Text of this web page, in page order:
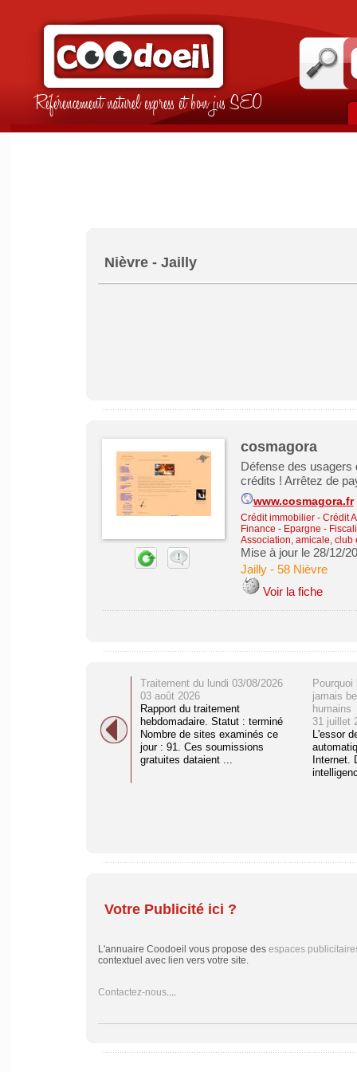
Référencement naturel express et bon jus SEO
Nièvre - Jailly
cosmagora
Défense des
crédits ! Arrêtez de
www.cosmagora.fr
Crédit immobilier- Crédit
Finance - Epargne -
Association, amicale, club
Mise à jour le 28/12/
Jailly- 58 Nièvre
Voir la fiche
Traitement du lundi 03/08/2026
03 août 2026
Rapport du traitement
hebdomadaire. Statut : terminé
Nombre de sites examinés ce
jour : 91. Ces soumissions
gratuites dataient ...
jamais
humains
31 juillet
L'essor
Internet.
Votre Publicité ici ?
L'annuaire Coodoeil vous propose des espaces
contextuel avec lien vers votre site.
Contactez-nous....